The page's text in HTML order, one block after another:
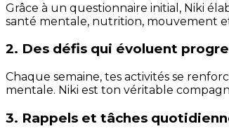
Grâce à un questionnaire initial, Niki
santé mentale, nutrition, mouvement
2. Des défis qui évoluent
Chaque semaine, tes activités se
mentale. Niki est ton véritable
3. Rappels et tâches